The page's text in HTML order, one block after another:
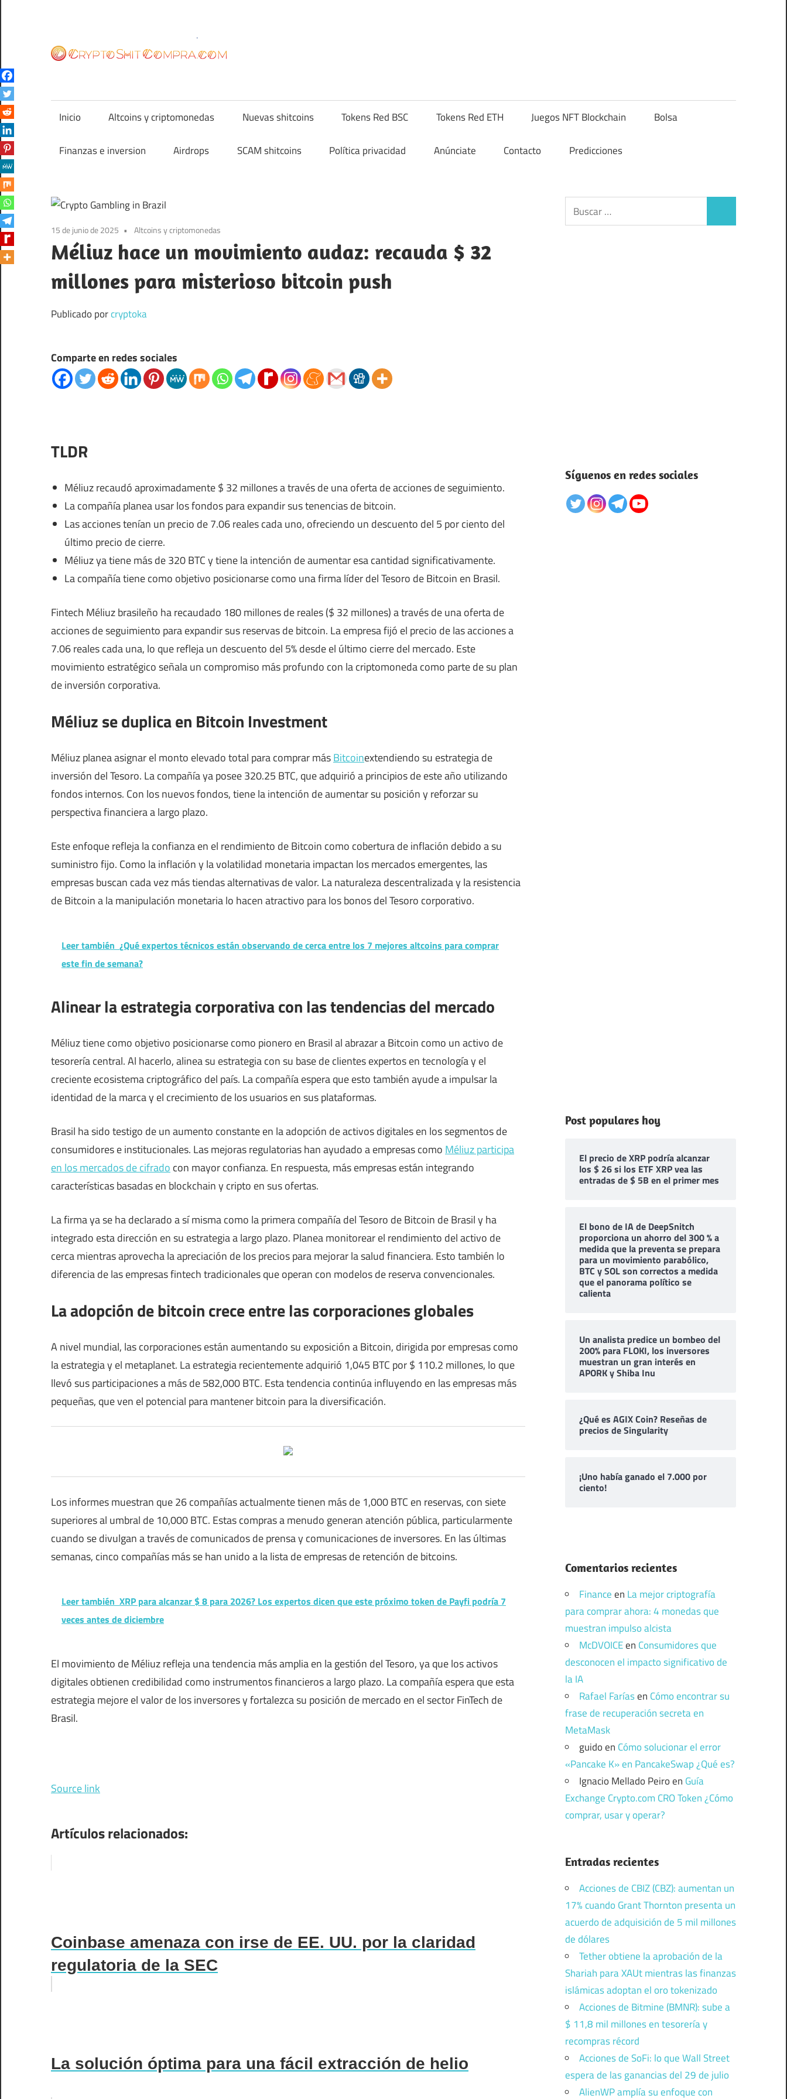
Inicio Altcoins y criptomonedas Nuevas shitcoins Tokens Red BSC Tokens Red ETH Juegos NFT Blockchain Bolsa
Finanzas e inversion Airdrops SCAM shitcoins Política privacidad Anúnciate Contacto Predicciones
15 de junio de 2025 Altcoins y criptomonedas
Méliuz hace un movimiento audaz: recauda $ 32
millones para misterioso bitcoin push
Publicado porcryptoka
Comparte en redes sociales
TLDR
Méliuz recaudó aproximadamente $ 32 millones a través de una oferta de acciones de seguimiento.
La compañía planea usar los fondos para expandir sus tenencias de bitcoin.
Las acciones tenían un precio de 7.06 reales cada uno, ofreciendo un descuento del 5 por ciento del
último precio de cierre.
Méliuz ya tiene más de 320 BTC y tiene la intención de aumentar esa cantidad significativamente.
La compañía tiene como objetivo posicionarse como una firma líder del Tesoro de Bitcoin en Brasil.
Fintech Méliuz brasileño ha recaudado 180 millones de reales ($ 32 millones) a través de una oferta de
acciones de seguimiento para expandir sus reservas de bitcoin. La empresa fijó el precio de las acciones a
7.06 reales cada una, lo que refleja un descuento del 5% desde el último cierre del mercado. Este
movimiento estratégico señala un compromiso más profundo con la criptomoneda como parte de su plan
de inversión corporativa.
Méliuz se duplica en Bitcoin Investment
Méliuz planea asignar el monto elevado total para comprar másBitcoinextendiendo su estrategia de
inversión del Tesoro. La compañía ya posee 320.25 BTC, que adquirió a principios de este año utilizando
fondos internos. Con los nuevos fondos, tiene la intención de aumentar su posición y reforzar su
perspectiva financiera a largo plazo.
Este enfoque refleja la confianza en el rendimiento de Bitcoin como cobertura de inflación debido a su
suministro fijo. Como la inflación y la volatilidad monetaria impactan los mercados emergentes, las
empresas buscan cada vez más tiendas alternativas de valor. La naturaleza descentralizada y la resistencia
de Bitcoin a la manipulación monetaria lo hacen atractivo para los bonos del Tesoro corporativo.
Leer también ¿Qué expertos técnicos están observando de cerca entre los 7 mejores altcoins para comprar
este fin de semana?
Alinear la estrategia corporativa con las tendencias del mercado
Méliuz tiene como objetivo posicionarse como pionero en Brasil al abrazar a Bitcoin como un activo de
tesorería central. Al hacerlo, alinea su estrategia con su base de clientes expertos en tecnología y el
creciente ecosistema criptográfico del país. La compañía espera que esto también ayude a impulsar la
identidad de la marca y el crecimiento de los usuarios en sus plataformas.
Brasil ha sido testigo de un aumento constante en la adopción de activos digitales en los segmentos de
consumidores e institucionales. Las mejoras regulatorias han ayudado a empresas como Méliuz participa
en los mercados de cifrado con mayor confianza. En respuesta, más empresas están integrando
características basadas en blockchain y cripto en sus ofertas.
La firma ya se ha declarado a sí misma como la primera compañía del Tesoro de Bitcoin de Brasil y ha
integrado esta dirección en su estrategia a largo plazo. Planea monitorear el rendimiento del activo de
cerca mientras aprovecha la apreciación de los precios para mejorar la salud financiera. Esto también lo
diferencia de las empresas fintech tradicionales que operan con modelos de reserva convencionales.
La adopción de bitcoin crece entre las corporaciones globales
A nivel mundial, las corporaciones están aumentando su exposición a Bitcoin, dirigida por empresas como
la estrategia y el metaplanet. La estrategia recientemente adquirió 1,045 BTC por $ 110.2 millones, lo que
llevó sus participaciones a más de 582,000 BTC. Esta tendencia continúa influyendo en las empresas más
pequeñas, que ven el potencial para mantener bitcoin para la diversificación.
Los informes muestran que 26 compañías actualmente tienen más de 1,000 BTC en reservas, con siete
superiores al umbral de 10,000 BTC. Estas compras a menudo generan atención pública, particularmente
cuando se divulgan a través de comunicados de prensa y comunicaciones de inversores. En las últimas
semanas, cinco compañías más se han unido a la lista de empresas de retención de bitcoins.
Leer también XRP para alcanzar $ 8 para 2026? Los expertos dicen que este próximo token de Payfi podría 7
veces antes de diciembre
El movimiento de Méliuz refleja una tendencia más amplia en la gestión del Tesoro, ya que los activos
digitales obtienen credibilidad como instrumentos financieros a largo plazo. La compañía espera que esta
estrategia mejore el valor de los inversores y fortalezca su posición de mercado en el sector FinTech de
Brasil.
Source link
Artículos relacionados:
Coinbase amenaza con irse de EE. UU. por la claridad
regulatoria de la SEC
La solución óptima para una fácil extracción de helio
Buscar:
Síguenos en redes sociales
Post populares hoy
El precio de XRP podría alcanzar
los $ 26 si los ETF XRP vea las
entradas de $ 5B en el primer mes
El bono de IA de DeepSnitch
proporciona un ahorro del 300 % a
medida que la preventa se prepara
para un movimiento parabólico,
BTC y SOL son correctos a medida
que el panorama político se
calienta
Un analista predice un bombeo del
200% para FLOKI, los inversores
muestran un gran interés en
APORK y Shiba Inu
¿Qué es AGIX Coin? Reseñas de
precios de Singularity
¡Uno había ganado el 7.000 por
ciento!
Comentarios recientes
Financeen La mejor criptografía
para comprar ahora: 4 monedas que
muestran impulso alcista
McDVOICEen Consumidores que
desconocen el impacto significativo de
la IA
Rafael Faríasen Cómo encontrar su
frase de recuperación secreta en
MetaMask
guidoen Cómo solucionar el error
«Pancake K» en PancakeSwap ¿Qué es?
Ignacio Mellado Peiroen Guía
Exchange Crypto.com CRO Token ¿Cómo
comprar, usar y operar?
Entradas recientes
Acciones de CBIZ (CBZ): aumentan un
17% cuando Grant Thornton presenta un
acuerdo de adquisición de 5 mil millones
de dólares
Tether obtiene la aprobación de la
Shariah para XAUt mientras las finanzas
islámicas adoptan el oro tokenizado
Acciones de Bitmine (BMNR): sube a
$ 11,8 mil millones en tesorería y
recompras récord
Acciones de SoFi: lo que Wall Street
espera de las ganancias del 29 de julio
AlienWP amplía su enfoque con